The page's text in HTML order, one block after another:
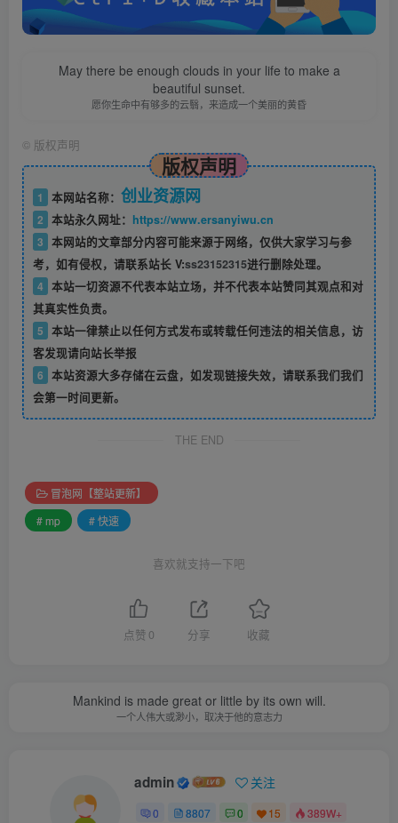
May there be enough clouds in your life to make a
beautiful sunset.
愿你生命中有够多的云翳，来造成一个美丽的黄昏
© 版权声明
版权声明
1 本网站名称： 创业资源网
2 本站永久网址： https://www.ersanyiwu.cn
3 本网站的文章部分内容可能来源于网络，仅供大家学习与参
考，如有侵权，请联系站长 V:ss23152315进行删除处理。
4 本站一切资源不代表本站立场，并不代表本站赞同其观点和对
其真实性负责。
5 本站一律禁止以任何方式发布或转载任何违法的相关信息，访
客发现请向站长举报
6 本站资源大多存储在云盘，如发现链接失效，请联系我们我们
会第一时间更新。
THE END
冒泡网【整站更新】
# mp
# 快速
喜欢就支持一下吧
点赞 0 分享 收藏
Mankind is made great or little by its own will.
一个人伟大或渺小，取决于他的意志力
admin 关注
0 8807 0 15 389W+